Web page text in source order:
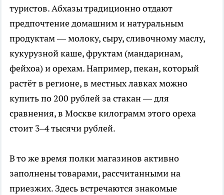
туристов. Абхазы традиционно отдают
предпочтение домашним и натуральным
продуктам — молоку, сыру, сливочному маслу,
кукурузной каше, фруктам (мандаринам,
фейхоа) и орехам. Например, пекан, который
растёт в регионе, в местных лавках можно
купить по 200 рублей за стакан — для
сравнения, в Москве килограмм этого ореха
стоит 3–4 тысячи рублей.
В то же время полки магазинов активно
заполнены товарами, рассчитанными на
приезжих. Здесь встречаются знакомые